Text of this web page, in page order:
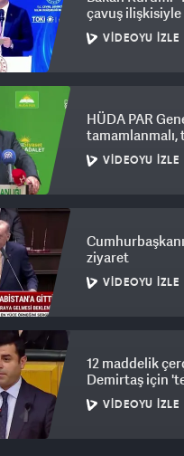
çavuş
VIDEOYU İZLE
HÜDA PAR
tamamlanmalı,
VIDEOYU İZLE
ziyaret
VIDEOYU İZLE
12 maddelik
Demirtaş için
VIDEOYU İZLE